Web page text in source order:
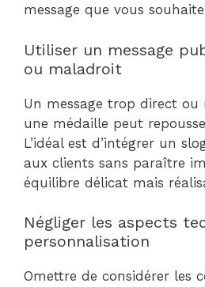
message que vous
Utiliser un message
ou maladroit
Un message trop direct
une médaille peut
L’idéal est d’intégrer un
aux clients sans paraître
équilibre délicat mais
Négliger les aspects
personnalisation
Omettre de considérer les